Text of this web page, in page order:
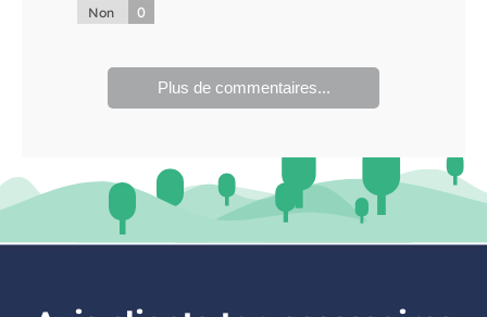
Non 0
Plus de commentaires...